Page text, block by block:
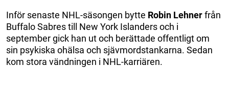
Inför senaste NHL-säsongen bytte Robin Lehnerfrån
Buffalo Sabres till New York Islanders och i
september gick han ut och berättade offentligt om
sin psykiska ohälsa och sjävmordstankarna. Sedan
kom stora vändningen i NHL-karriären.